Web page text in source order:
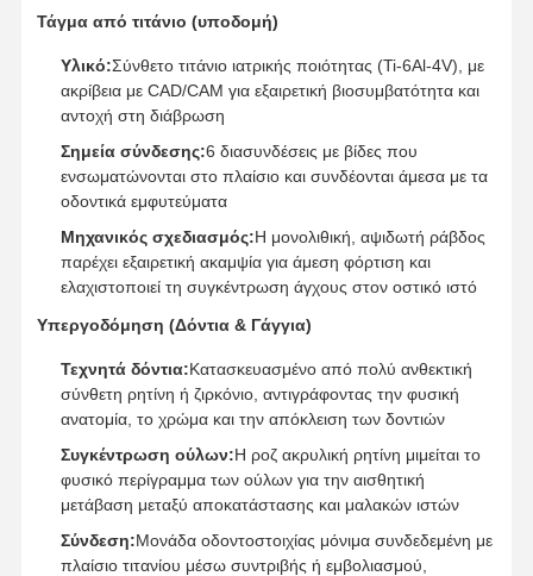
Αρχική
Σελίδα
Προϊόντα
Σχετικά Με
Εμάς
Γύρος
Εργοστασίων
Τάγμα από τιτάνιο (υποδομή)
Υλικό:Σύνθετο τιτάνιο ιατρικής ποιότητας (Ti-6Al-4V), με
ακρίβεια με CAD/CAM για εξαιρετική βιοσυμβατότητα και
αντοχή στη διάβρωση
Σημεία σύνδεσης:6 διασυνδέσεις με βίδες που
ενσωματώνονται στο πλαίσιο και συνδέονται άμεσα με τα
οδοντικά εμφυτεύματα
Μηχανικός σχεδιασμός:Η μονολιθική, αψιδωτή ράβδος
παρέχει εξαιρετική ακαμψία για άμεση φόρτιση και
ελαχιστοποιεί τη συγκέντρωση άγχους στον οστικό ιστό
Υπεργοδόμηση (Δόντια & Γάγγια)
Τεχνητά δόντια:Κατασκευασμένο από πολύ ανθεκτική
σύνθετη ρητίνη ή ζιρκόνιο, αντιγράφοντας την φυσική
ανατομία, το χρώμα και την απόκλειση των δοντιών
Συγκέντρωση ούλων:Η ροζ ακρυλική ρητίνη μιμείται το
φυσικό περίγραμμα των ούλων για την αισθητική
μετάβαση μεταξύ αποκατάστασης και μαλακών ιστών
Σύνδεση:Μονάδα οδοντοστοιχίας μόνιμα συνδεδεμένη με
πλαίσιο τιτανίου μέσω συντριβής ή εμβολιασμού,